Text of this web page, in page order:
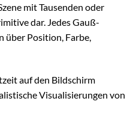
mit Tausenden oder
dar. Jedes Gauß-
Position, Farbe,
auf den Bildschirm
Visualisierungen von